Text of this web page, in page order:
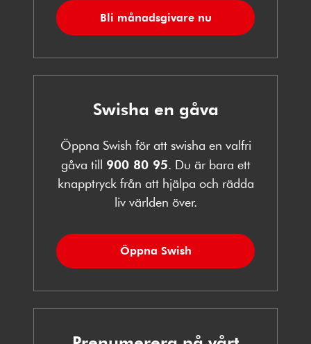
Bli månadsgivare nu
Swisha en gåva
Öppna Swish för att swisha en valfri
gåva till 900 80 95. Du är bara ett
knapptryck från att hjälpa och rädda
liv världen över.
Öppna Swish